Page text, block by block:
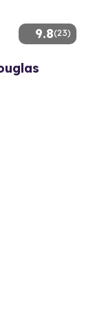
9.8(23)